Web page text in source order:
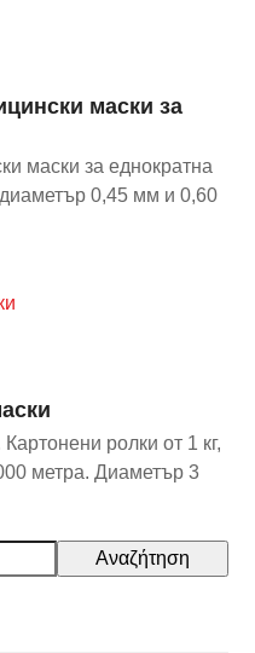
маски за
маски за еднократна
0,45 мм и 0,60
ролки от 1 кг,
метра. Диаметър 3
Αναζήτηση